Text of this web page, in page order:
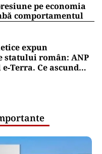
pe economia
comportamentul
expun
român: ANP
Ce ascund